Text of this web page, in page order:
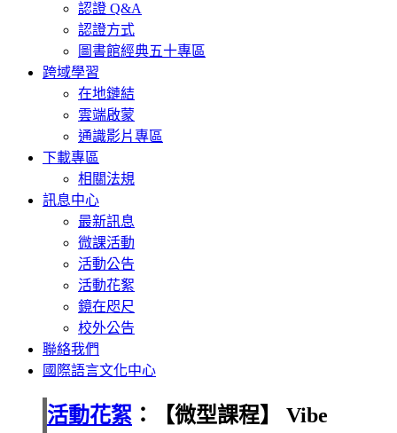
認證 Q&A
認證方式
圖書館經典五十專區
跨域學習
在地鏈結
雲端啟蒙
通識影片專區
下載專區
相關法規
訊息中心
最新訊息
微課活動
活動公告
活動花絮
鏡在咫尺
校外公告
聯絡我們
國際語言文化中心
活動花絮 ：【微型課程】 Vibe